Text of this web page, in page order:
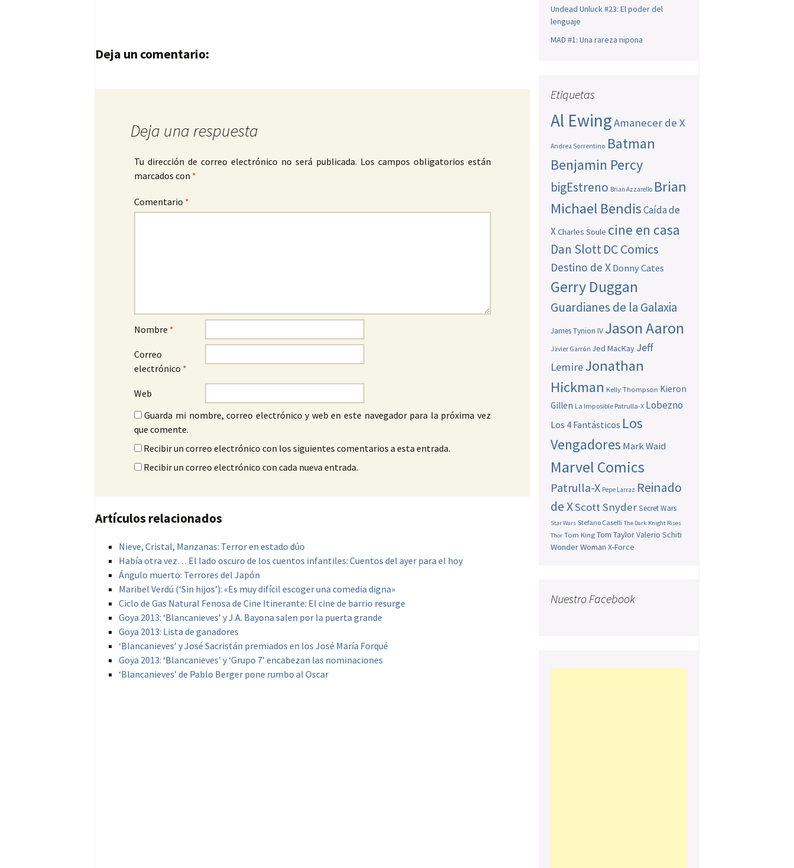
Navegación de entradas
Deja un comentario:
Deja una respuesta
Tu dirección de correo electrónico no será publicada. Los campos obligatorios están
marcados con *
Comentario *
Nombre *
Correo
electrónico *
Web
Guarda mi nombre, correo electrónico y web en este navegador para la próxima vez
que comente.
Recibir un correo electrónico con los siguientes comentarios a esta entrada.
Recibir un correo electrónico con cada nueva entrada.
Artículos relacionados
Nieve, Cristal, Manzanas: Terror en estado dúo
Había otra vez… El lado oscuro de los cuentos infantiles: Cuentos del ayer para el hoy
Ángulo muerto: Terrores del Japón
Maribel Verdú (‘Sin hijos’): «Es muy difícil escoger una comedia digna»
Ciclo de Gas Natural Fenosa de Cine Itinerante: El cine de barrio resurge
Goya 2013: ‘Blancanieves’ y J.A. Bayona salen por la puerta grande
Goya 2013: Lista de ganadores
‘Blancanieves’ y José Sacristán premiados en los José María Forqué
Goya 2013: ‘Blancanieves’ y ‘Grupo 7’ encabezan las nominaciones
‘Blancanieves’ de Pablo Berger pone rumbo al Oscar
Undead Unluck #23: El poder del
lenguaje
MAD #1: Una rareza nipona
Etiquetas
Al EwingAmanecer de X
Andrea Sorrentino Batman
Benjamin Percy
bigEstreno Brian Azzarello Brian
Michael BendisCaída de
XCharles Soule cine en casa
Dan SlottDC Comics
Destino de X Donny Cates
Gerry Duggan
Guardianes de la Galaxia
James Tynion IV Jason Aaron
Javier Garrón Jed MacKay Jeff
LemireJonathan
Hickman Kelly Thompson Kieron
Gillen La Imposible Patrulla-X Lobezno
Los 4 Fantásticos Los
Vengadores Mark Waid
Marvel Comics
Patrulla-X Pepe Larraz Reinado
de XScott SnyderSecret Wars
Star Wars Stefano Caselli The Dark Knight Rises
Thor Tom King Tom TaylorValerio Schiti
Wonder Woman X-Force
Nuestro Facebook